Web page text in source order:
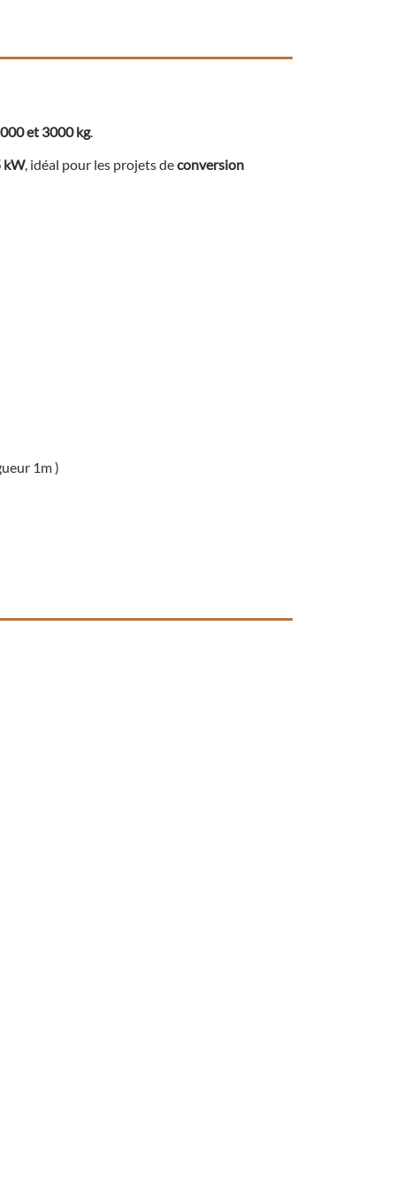
et 3000 kg.
kW, idéal pour les projets deconversion
1m )